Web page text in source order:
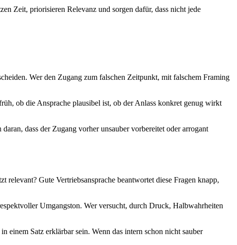
Zeit, priorisieren Relevanz und sorgen dafür, dass nicht jede
Wer den Zugang zum falschen Zeitpunkt, mit falschem Framing
ob die Ansprache plausibel ist, ob der Anlass konkret genug wirkt
dass der Zugang vorher unsauber vorbereitet oder arrogant
Gute Vertriebsansprache beantwortet diese Fragen knapp,
Umgangston. Wer versucht, durch Druck, Halbwahrheiten
einem Satz erklärbar sein. Wenn das intern schon nicht sauber